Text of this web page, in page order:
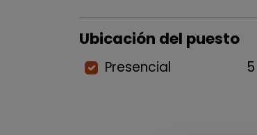
Ubicación del puesto
Presencial 5